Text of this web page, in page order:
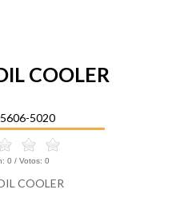
COOLER
5020
0 / Votos: 0
COOLER